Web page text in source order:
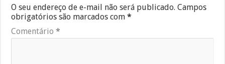
O seu endereço de e-mail não será publicado. Campos
obrigatórios são marcados com*
Comentário*